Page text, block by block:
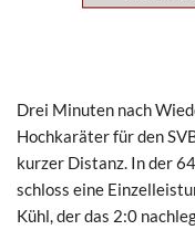
Drei Minuten nach
Hochkaräter für den
kurzer Distanz. In der
schloss eine
Kühl, der das 2:0